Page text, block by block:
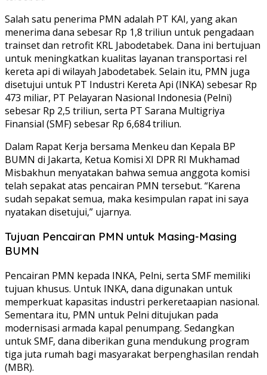
Salah satu penerima PMN adalah PT KAI, yang akan
menerima dana sebesar Rp 1,8 triliun untuk pengadaan
trainset dan retrofit KRL Jabodetabek. Dana ini bertujuan
untuk meningkatkan kualitas layanan transportasi rel
kereta api di wilayah Jabodetabek. Selain itu, PMN juga
disetujui untuk PT Industri Kereta Api (INKA) sebesar Rp
473 miliar, PT Pelayaran Nasional Indonesia (Pelni)
sebesar Rp 2,5 triliun, serta PT Sarana Multigriya
Finansial (SMF) sebesar Rp 6,684 triliun.
Dalam Rapat Kerja bersama Menkeu dan Kepala BP
BUMN di Jakarta, Ketua Komisi XI DPR RI Mukhamad
Misbakhun menyatakan bahwa semua anggota komisi
telah sepakat atas pencairan PMN tersebut. “Karena
sudah sepakat semua, maka kesimpulan rapat ini saya
nyatakan disetujui,” ujarnya.
Tujuan Pencairan PMN untuk Masing-Masing
BUMN
Pencairan PMN kepada INKA, Pelni, serta SMF memiliki
tujuan khusus. Untuk INKA, dana digunakan untuk
memperkuat kapasitas industri perkeretaapian nasional.
Sementara itu, PMN untuk Pelni ditujukan pada
modernisasi armada kapal penumpang. Sedangkan
untuk SMF, dana diberikan guna mendukung program
tiga juta rumah bagi masyarakat berpenghasilan rendah
(MBR).